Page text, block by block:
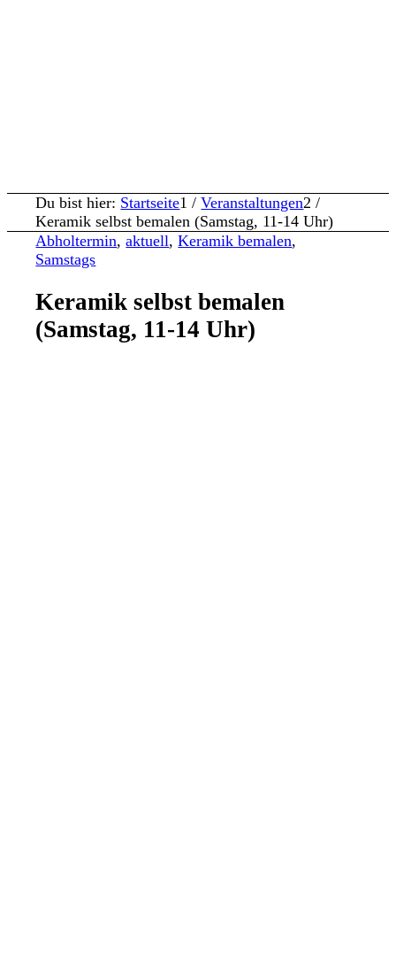
Du bist hier: Startseite1 / Veranstaltungen2 /
Keramik selbst bemalen (Samstag, 11-14 Uhr)
Abholtermin,aktuell,Keramik bemalen,
Samstags
Keramik selbst bemalen
(Samstag, 11-14 Uhr)